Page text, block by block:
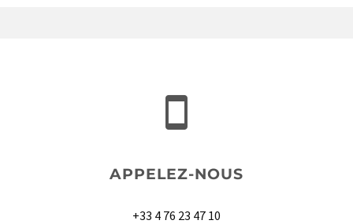
APPELEZ-NOUS
+33 4 76 23 47 10